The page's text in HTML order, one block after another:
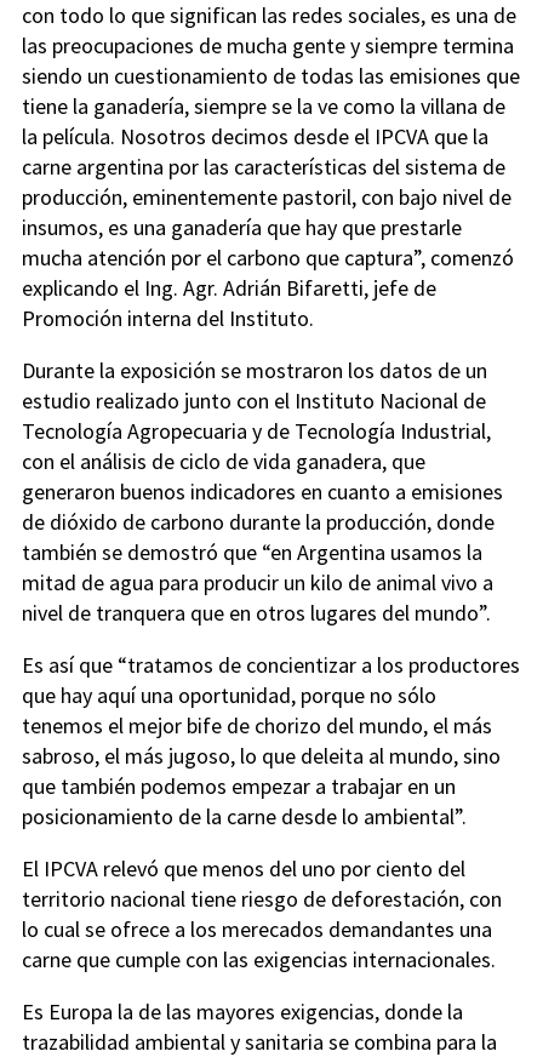
con todo lo que significan las redes sociales, es una de
las preocupaciones de mucha gente y siempre termina
siendo un cuestionamiento de todas las emisiones que
tiene la ganadería, siempre se la ve como la villana de
la película. Nosotros decimos desde el IPCVA que la
carne argentina por las características del sistema de
producción, eminentemente pastoril, con bajo nivel de
insumos, es una ganadería que hay que prestarle
mucha atención por el carbono que captura”, comenzó
explicando el Ing. Agr. Adrián Bifaretti, jefe de
Promoción interna del Instituto.
Durante la exposición se mostraron los datos de un
estudio realizado junto con el Instituto Nacional de
Tecnología Agropecuaria y de Tecnología Industrial,
con el análisis de ciclo de vida ganadera, que
generaron buenos indicadores en cuanto a emisiones
de dióxido de carbono durante la producción, donde
también se demostró que “en Argentina usamos la
mitad de agua para producir un kilo de animal vivo a
nivel de tranquera que en otros lugares del mundo”.
Es así que “tratamos de concientizar a los productores
que hay aquí una oportunidad, porque no sólo
tenemos el mejor bife de chorizo del mundo, el más
sabroso, el más jugoso, lo que deleita al mundo, sino
que también podemos empezar a trabajar en un
posicionamiento de la carne desde lo ambiental”.
El IPCVA relevó que menos del uno por ciento del
territorio nacional tiene riesgo de deforestación, con
lo cual se ofrece a los merecados demandantes una
carne que cumple con las exigencias internacionales.
Es Europa la de las mayores exigencias, donde la
trazabilidad ambiental y sanitaria se combina para la